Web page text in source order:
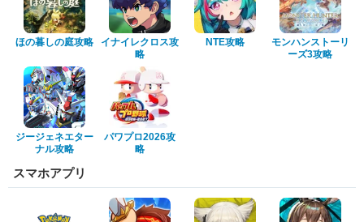
ほの暮しの庭攻略
イナイレクロス攻
略
NTE攻略
モンハンストーリ
ーズ3攻略
ジージェネエター
ナル攻略
パワプロ2026攻
略
スマホアプリ